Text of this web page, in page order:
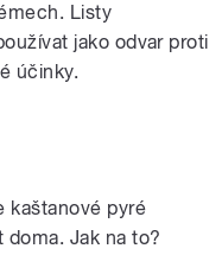
Listy
jako odvar proti
účinky.
kaštanové pyré
doma. Jak na to?